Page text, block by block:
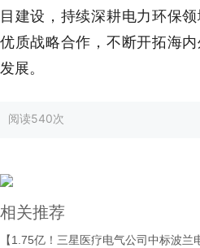
目建设，持续深耕电力环保
优质战略合作，不断开拓海
发展。
阅读540次
相关推荐